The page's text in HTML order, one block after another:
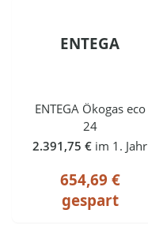
ENTEGA
ENTEGA Ökogas eco
24
2.391,75 € im 1. Jahr
654,69 €
gespart